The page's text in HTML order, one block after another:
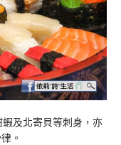
及北寄貝等刺身，亦
。